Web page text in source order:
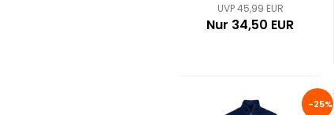
UVP 45,99 EUR
Nur 34,50 EUR
-25%